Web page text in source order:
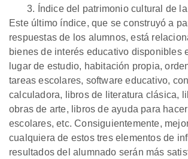
3. Índice del patrimonio cultural de
Este último índice, que se construyó a
respuestas de los alumnos, está
bienes de interés educativo disponibles
lugar de estudio, habitación propia,
tareas escolares, software educativo,
calculadora, libros de literatura clásica,
obras de arte, libros de ayuda para
escolares, etc. Consiguiente­mente,
cualquiera de estos tres elementos de
resultados del alumnado serán más